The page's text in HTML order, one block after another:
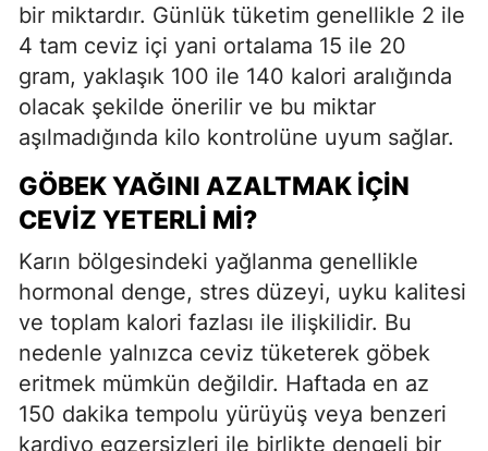
bir miktardır. Günlük tüketim genellikle 2 ile
4 tam ceviz içi yani ortalama 15 ile 20
gram, yaklaşık 100 ile 140 kalori aralığında
olacak şekilde önerilir ve bu miktar
aşılmadığında kilo kontrolüne uyum sağlar.
GÖBEK YAĞINI AZALTMAK İÇIN
CEVIZ YETERLI MI?
Karın bölgesindeki yağlanma genellikle
hormonal denge, stres düzeyi, uyku kalitesi
ve toplam kalori fazlası ile ilişkilidir. Bu
nedenle yalnızca ceviz tüketerek göbek
eritmek mümkün değildir. Haftada en az
150 dakika tempolu yürüyüş veya benzeri
kardiyo egzersizleri ile birlikte dengeli bir